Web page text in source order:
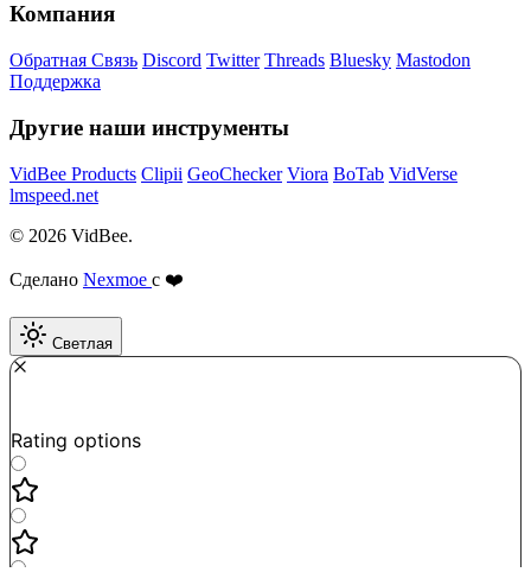
Компания
Обратная Связь Discord Twitter Threads Bluesky Mastodon
Поддержка
Другие наши инструменты
VidBee Products Clipii GeoChecker Viora BoTab VidVerse
lmspeed.net
© 2026 VidBee.
Сделано Nexmoe с ❤️
Светлая
Rating options